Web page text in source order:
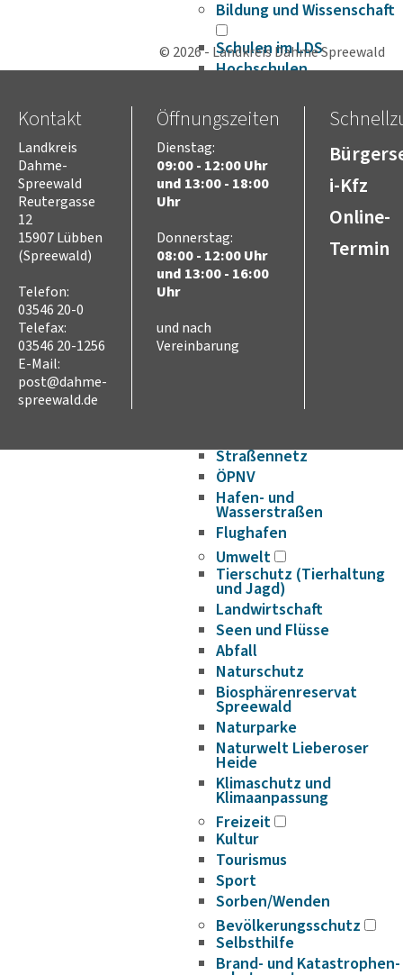
Bildung und Wissenschaft
Schulen im LDS
Hochschulen
Volkshochschule
Bildungscampus
Bildungsplattform
Förderungen
Infektionsschutz
Hygieneüberwachung
Trinkwasser
Krankenhäuser
Psychosoziale
Straßennetz
ÖPNV
Hafen- und
Wasserstraßen
Flughafen
Umwelt
Tierschutz (Tierhaltung
und Jagd)
Landwirtschaft
Seen und Flüsse
Abfall
Naturschutz
Biosphärenreservat
Spreewald
Naturparke
Naturwelt Lieberoser
Heide
Klimaschutz und
Klimaanpassung
Freizeit
Kultur
Tourismus
Sport
Sorben/Wenden
Bevöl­ke­rungs­schutz
Selbst­hilfe
Brand- und Kata­s­tro­­phen­­
© 2026 - Landkreis Dahme Spreewald
Kontakt
Landkreis
Dahme-
Spreewald
Reutergasse
12
15907 Lübben
(Spreewald)
Telefon:
03546 20-0
Telefax:
03546 20-1256
E-Mail:
post@dahme-
spreewald.de
Öffnungszeiten
Dienstag:
09:00 - 12:00 Uhr
und 13:00 - 18:00
Uhr
Donnerstag:
08:00 - 12:00 Uhr
und 13:00 - 16:00
Uhr
und nach
Vereinbarung
i-Kfz
Online-
Termin